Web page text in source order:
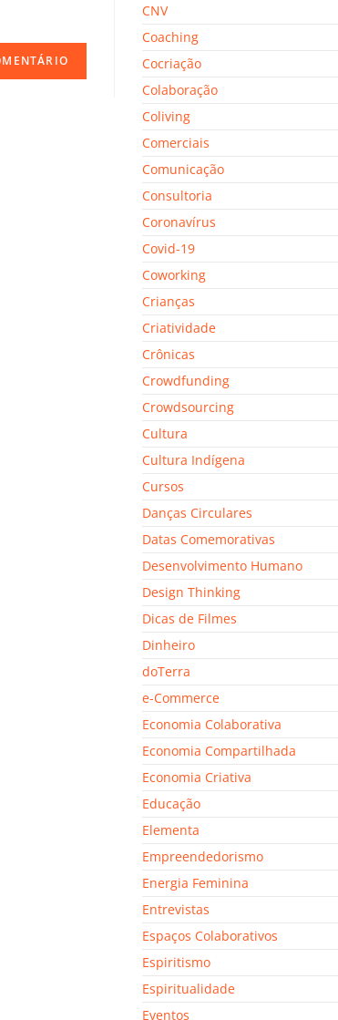
CNV
Coaching
Cocriação
Colaboração
Coliving
Comerciais
Comunicação
Consultoria
Coronavírus
Covid-19
Coworking
Crianças
Criatividade
Crônicas
Crowdfunding
Crowdsourcing
Cultura
Cultura Indígena
Cursos
Danças Circulares
Datas Comemorativas
Desenvolvimento Humano
Design Thinking
Dicas de Filmes
Dinheiro
doTerra
e-Commerce
Economia Colaborativa
Economia Compartilhada
Economia Criativa
Educação
Elementa
Empreendedorismo
Energia Feminina
Entrevistas
Espaços Colaborativos
Espiritismo
Espiritualidade
Eventos